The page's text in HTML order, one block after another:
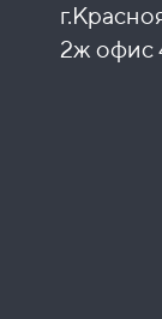
2ж офис